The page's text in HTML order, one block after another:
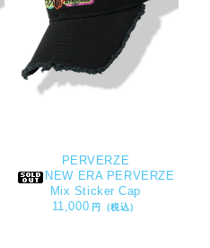
PERVERZE
NEW ERA PERVERZE
Mix Sticker Cap
11,000 円（税込）